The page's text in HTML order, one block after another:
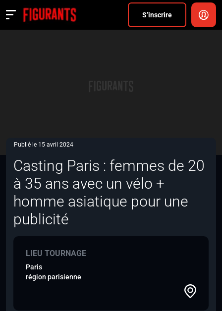
S’inscrire
Actualités
Publié le 15 avril 2024
Casting Paris : femmes de 20
à 35 ans avec un vélo +
homme asiatique pour une
publicité
LIEU TOURNAGE
Paris
région parisienne